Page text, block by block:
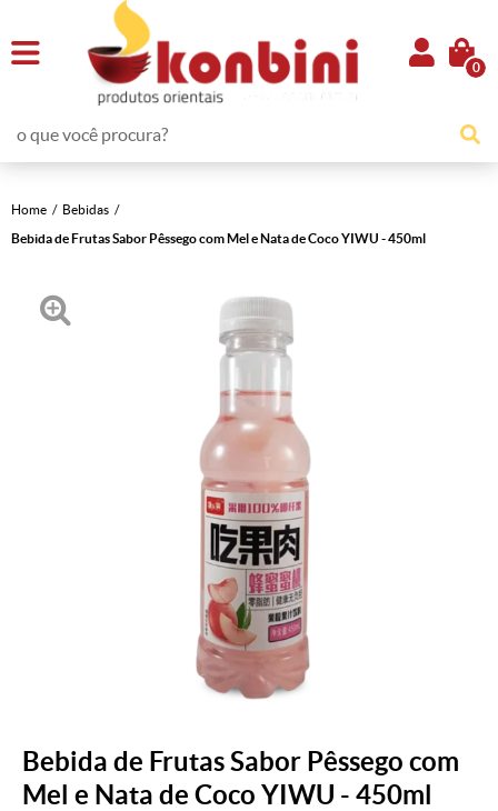
0
Home
Bebidas
Bebida de Frutas Sabor Pêssego com Mel e Nata de Coco YIWU - 450ml
Bebida de Frutas Sabor Pêssego com
Mel e Nata de Coco YIWU - 450ml